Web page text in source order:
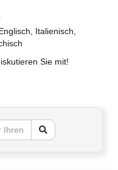
Italienisch,
Sie mit!